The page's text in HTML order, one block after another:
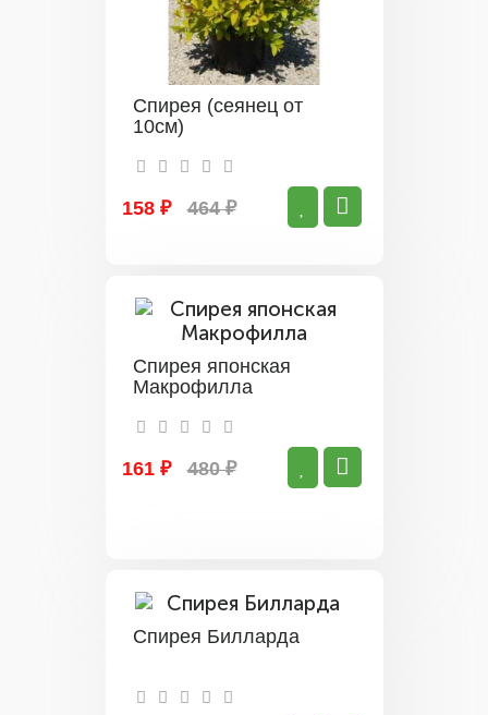
Спирея (сеянец от
10см)
158 ₽ 464 ₽
Спирея японская
Макрофилла
161 ₽ 480 ₽
Спирея Билларда